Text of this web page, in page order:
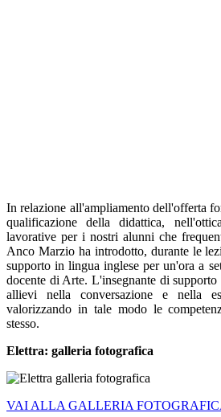
In relazione all'ampliamento dell'offerta
qualificazione della didattica,
lavorative per i nostri alunni che
Anco Marzio ha introdotto, durante le
supporto in lingua inglese per un'ora a
docente di Arte. L'insegnante di
allievi nella conversazione e nella
valorizzando in tale modo le
stesso.
Elettra: galleria fotografica
VAI ALLA GALLERIA